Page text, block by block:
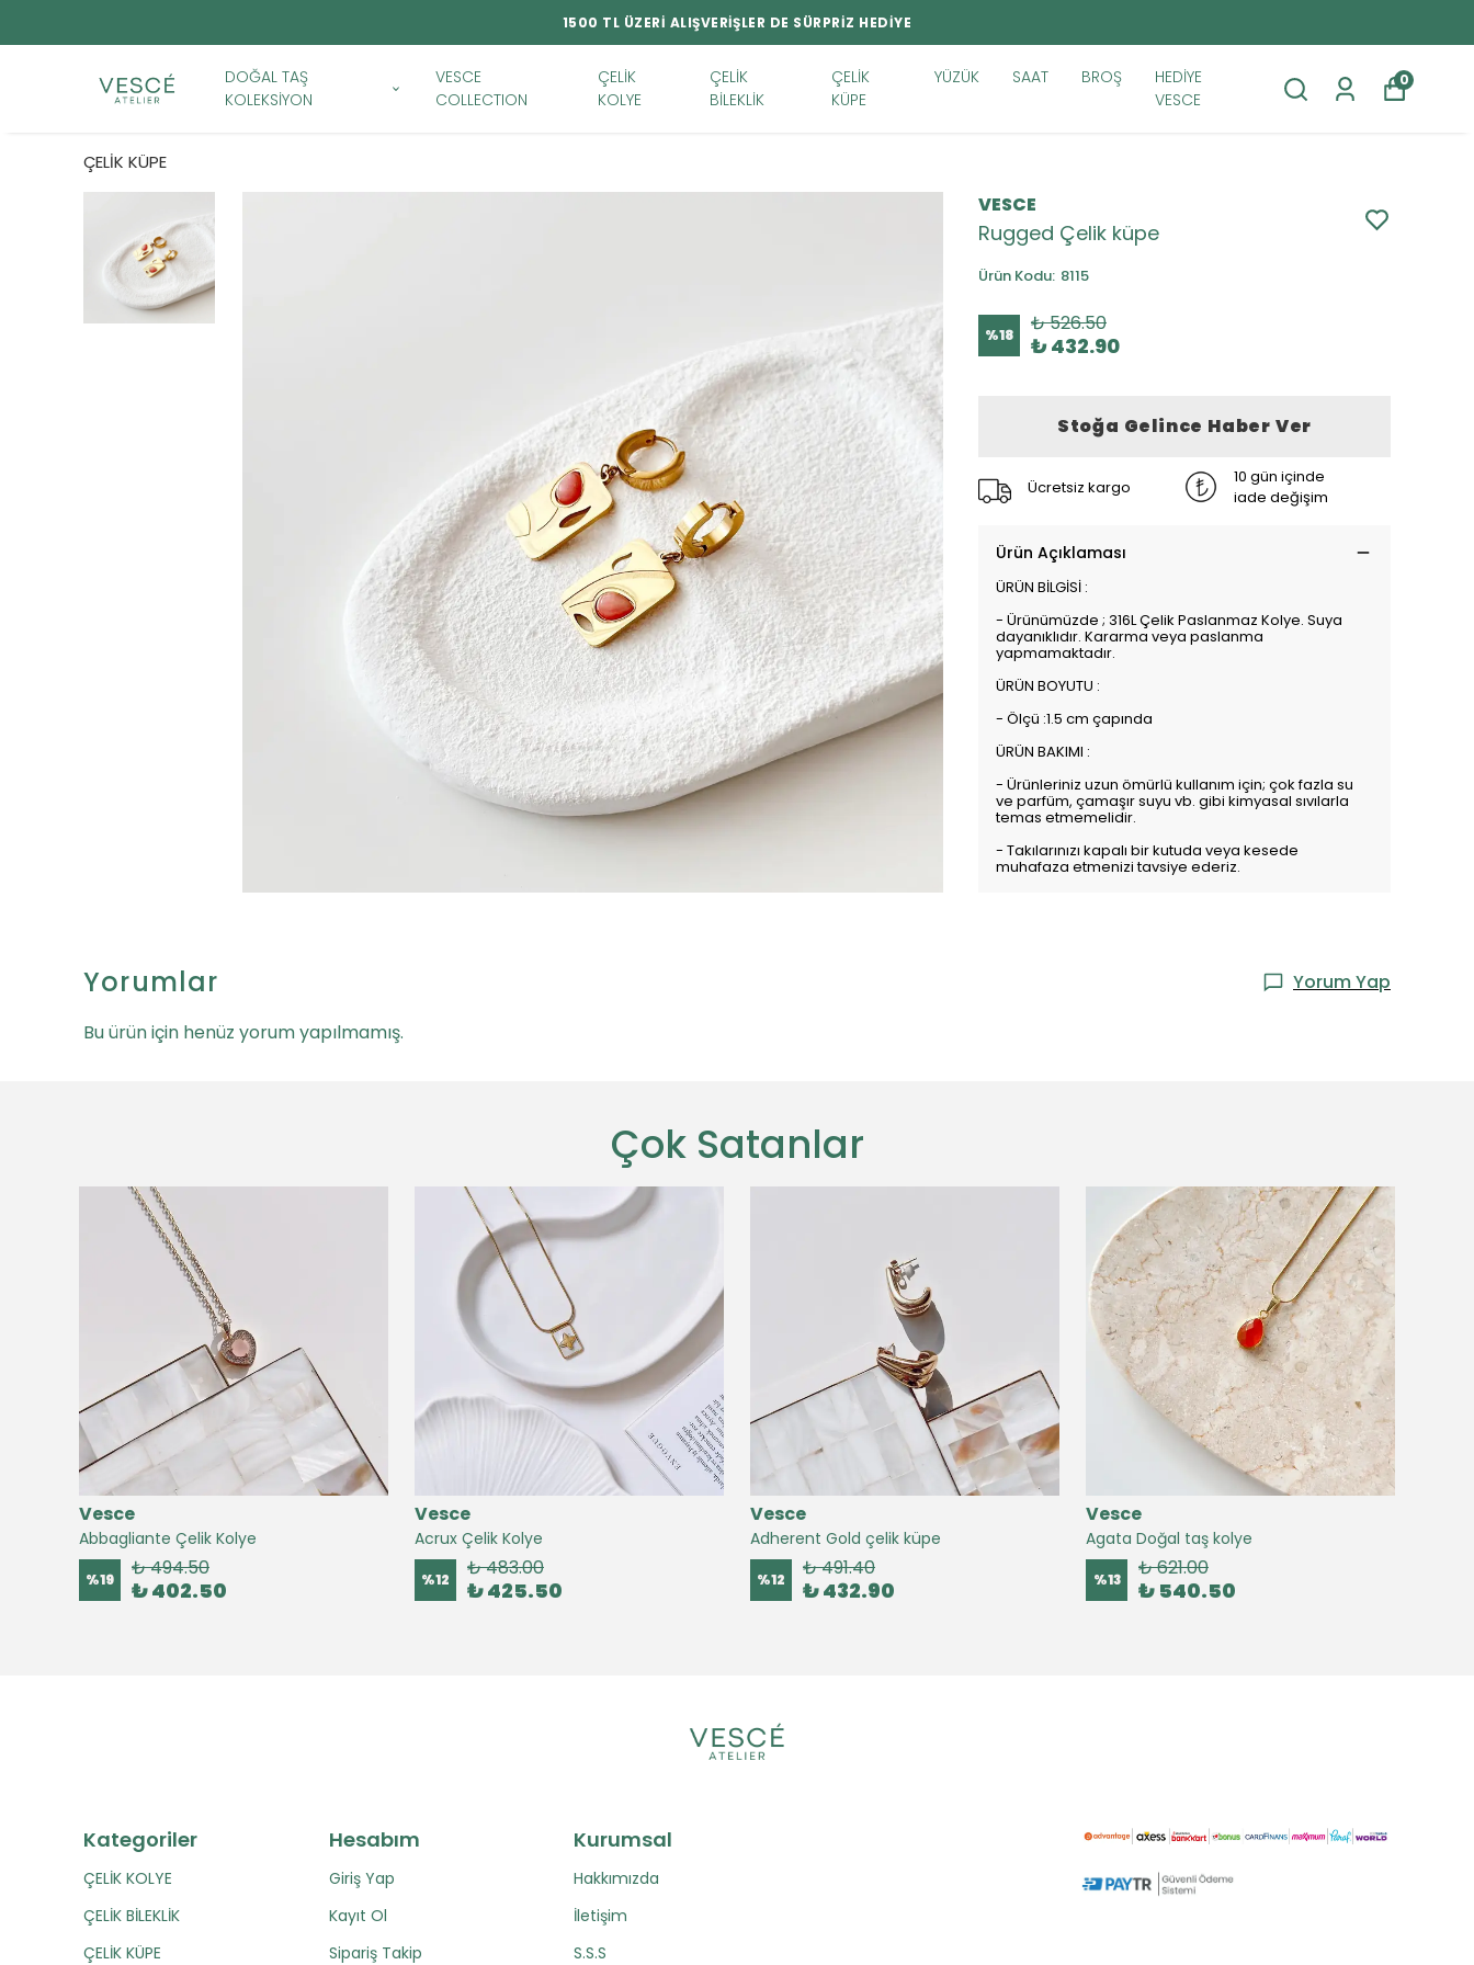
1500 TL ÜZERİ ALIŞVERİŞLER DE SÜRPRİZ HEDİYE
DOĞAL TAŞ
KOLEKSİYON
VESCE
COLLECTION
ÇELİK
KOLYE
ÇELİK
BİLEKLİK
ÇELİK
KÜPE
YÜZÜK SAAT BROŞ
HEDİYE
VESCE
0
ÇELİK KÜPE
VESCE
Rugged Çelik küpe
Ürün Kodu: 8115
%18 ₺ 526.50
₺ 432.90
Stoğa Gelince Haber Ver
Ücretsiz kargo
10 gün içinde
iade değişim
Ürün Açıklaması
ÜRÜN BİLGİSİ :
- Ürünümüzde ; 316L Çelik Paslanmaz Kolye. Suya
dayanıklıdır. Kararma veya paslanma
yapmamaktadır.
ÜRÜN BOYUTU :
- Ölçü :1.5 cm çapında
ÜRÜN BAKIMI :
- Ürünleriniz uzun ömürlü kullanım için; çok fazla su
ve parfüm, çamaşır suyu vb. gibi kimyasal sıvılarla
temas etmemelidir.
- Takılarınızı kapalı bir kutuda veya kesede
muhafaza etmenizi tavsiye ederiz.
Yorumlar
Yorum Yap
Bu ürün için henüz yorum yapılmamış.
Çok Satanlar
Vesce
Abbagliante Çelik Kolye
%19 ₺ 494.50
₺ 402.50
Vesce
Acrux Çelik Kolye
%12 ₺ 483.00
₺ 425.50
Vesce
Adherent Gold çelik küpe
%12 ₺ 491.40
₺ 432.90
Vesce
Agata Doğal taş kolye
%13 ₺ 621.00
₺ 540.50
Kategoriler
ÇELİK KOLYE
ÇELİK BİLEKLİK
ÇELİK KÜPE
Hesabım
Giriş Yap
Kayıt Ol
Sipariş Takip
Kurumsal
Hakkımızda
İletişim
S.S.S